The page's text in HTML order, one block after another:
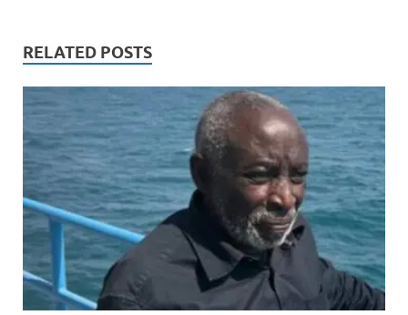
RELATED POSTS